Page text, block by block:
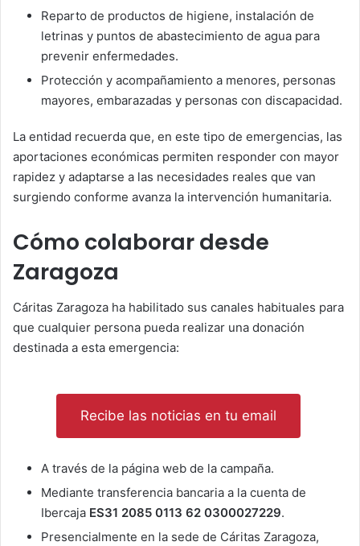
Reparto de productos de higiene, instalación de
letrinas y puntos de abastecimiento de agua para
prevenir enfermedades.
Protección y acompañamiento a menores, personas
mayores, embarazadas y personas con discapacidad.
La entidad recuerda que, en este tipo de emergencias, las
aportaciones económicas permiten responder con mayor
rapidez y adaptarse a las necesidades reales que van
surgiendo conforme avanza la intervención humanitaria.
Cómo colaborar desde
Zaragoza
Cáritas Zaragoza ha habilitado sus canales habituales para
que cualquier persona pueda realizar una donación
destinada a esta emergencia:
Recibe las noticias en tu email
A través de la página web de la campaña.
Mediante transferencia bancaria a la cuenta de
Ibercaja ES31 2085 0113 62 0300027229.
Presencialmente en la sede de Cáritas Zaragoza,